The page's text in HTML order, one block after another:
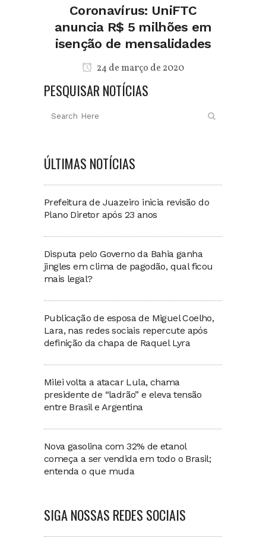
Coronavírus: UniFTC
anuncia R$ 5 milhões em
isenção de mensalidades
24 de março de 2020
PESQUISAR NOTÍCIAS
ÚLTIMAS NOTÍCIAS
Prefeitura de Juazeiro inicia revisão do
Plano Diretor após 23 anos
Disputa pelo Governo da Bahia ganha
jingles em clima de pagodão, qual ficou
mais legal?
Publicação de esposa de Miguel Coelho,
Lara, nas redes sociais repercute após
definição da chapa de Raquel Lyra
Milei volta a atacar Lula, chama
presidente de “ladrão” e eleva tensão
entre Brasil e Argentina
Nova gasolina com 32% de etanol
começa a ser vendida em todo o Brasil;
entenda o que muda
SIGA NOSSAS REDES SOCIAIS